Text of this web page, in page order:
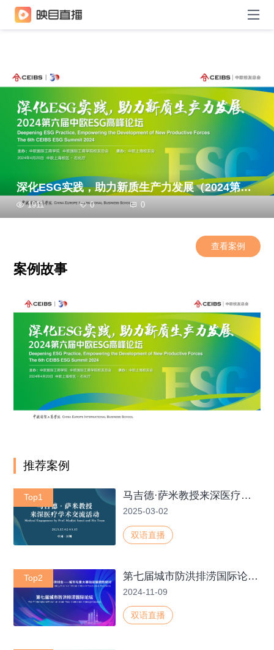
深化ESG实践，助力新质生产力发展（2024第六届中欧ESG高峰论坛）
1911 0 0
案例故事
查看案例
推荐案例
Top1 马吉德·萨米教授来深医疗学术交流活动(英文直播)
2025-03-02
双语直播
Top2 第七届城市防洪排涝国际论坛（11月9日）
2024-11-09
双语直播